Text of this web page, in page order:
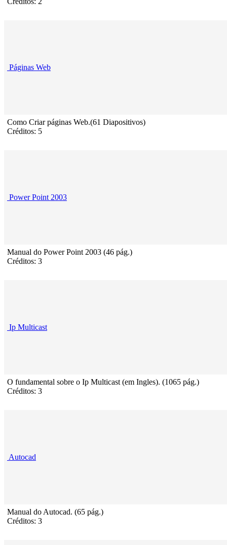
Páginas Web
Como Criar páginas Web.(61 Diapositivos)
Créditos: 5
Power Point 2003
Manual do Power Point 2003 (46 pág.)
Créditos: 3
Ip Multicast
O fundamental sobre o Ip Multicast (em Ingles). (1065 pág.)
Créditos: 3
Autocad
Manual do Autocad. (65 pág.)
Créditos: 3